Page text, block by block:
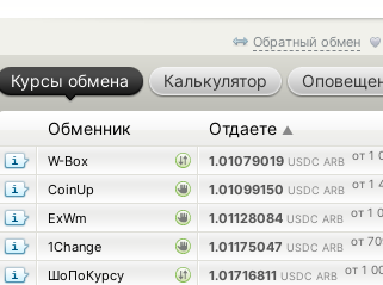
Обратный обмен
Курсы обмена Калькулятор
Обменник Отдаете ▲
W-Box 1.01079019 USDC ARB от 1
CoinUp
1.01099150 USDC ARB от 1
ExWm
1.01128084 USDC ARB от 1
1Change
1.01175047 USDC ARB от
ШоПоКурсу
1.01716811 USDC ARB от 1